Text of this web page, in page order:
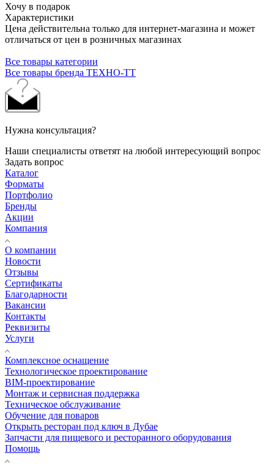
Хочу в подарок
Характеристики
Цена действительна только для интернет-магазина и может
отличаться от цен в розничных магазинах
Все товары категории
Все товары бренда ТЕХНО-ТТ
Нужна консультация?
Наши специалисты ответят на любой интересующий вопрос
Задать вопрос
Каталог
Форматы
Портфолио
Бренды
Акции
Компания
О компании
Новости
Отзывы
Сертификаты
Благодарности
Вакансии
Контакты
Реквизиты
Услуги
Комплексное оснащение
Технологическое проектирование
BIM-проектирование
Монтаж и сервисная поддержка
Техническое обслуживание
Обучение для поваров
Открыть ресторан под ключ в Дубае
Запчасти для пищевого и ресторанного оборудования
Помощь